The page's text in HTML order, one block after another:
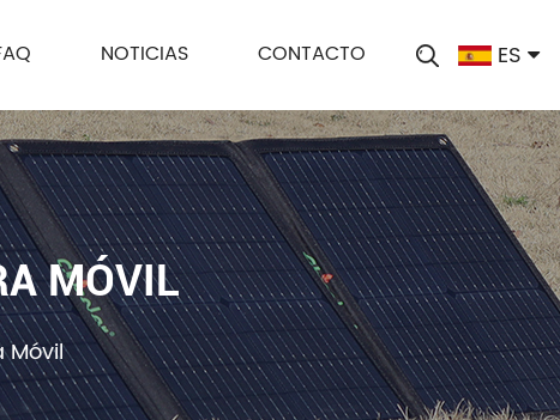
NOTICIAS CONTACTO ES
MÓVIL
Móvil